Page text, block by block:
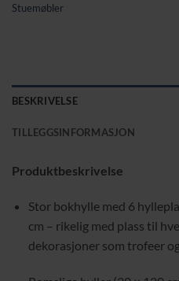
Stuemøbler
BESKRIVELSE
TILLEGGSINFORMASJON
Produktbeskrivelse
Stor bokhylle med 6
cm – rikelig med plass til
dekorasjoner som trofeer